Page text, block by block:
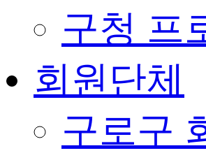
구청 프
회원단체
구로구